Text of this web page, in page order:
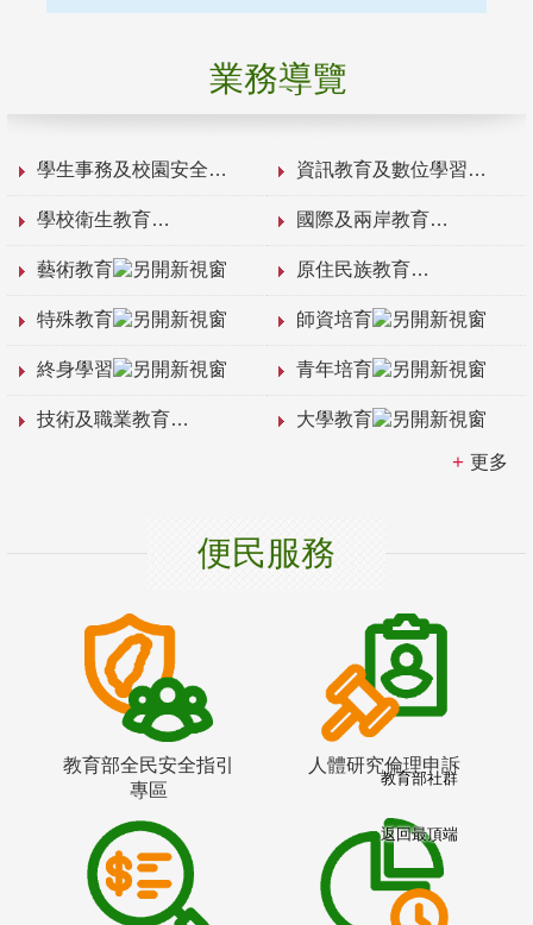
業務導覽
學生事務及校園安全 資訊教育及數位學習
學校衛生教育 國際及兩岸教育
藝術教育 原住民族教育
特殊教育 師資培育
終身學習 青年培育
技術及職業教育 大學教育
更多
便民服務
教育部全民安全指引
專區
人體研究倫理申訴
教育部社群
返回最頂端